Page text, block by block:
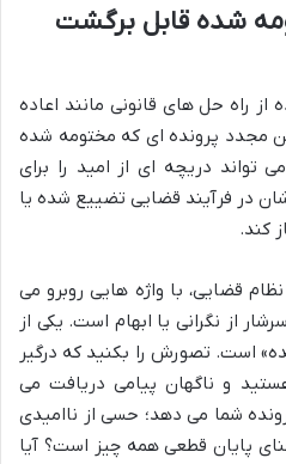
شده قابل برگشت
از راه حل های قانونی مانند اعاده
مجدد پرونده ای که مختومه شده
تواند دریچه ای از امید را برای
در فرآیند قضایی تضییع شده یا
کند.
قضایی، با واژه هایی روبرو می
از نگرانی یا ابهام است. یکی از
است. تصورش را بکنید که درگیر
و ناگهان پیامی دریافت می
شما می دهد؛ حسی از ناامیدی
پایان قطعی همه چیز است؟ آیا